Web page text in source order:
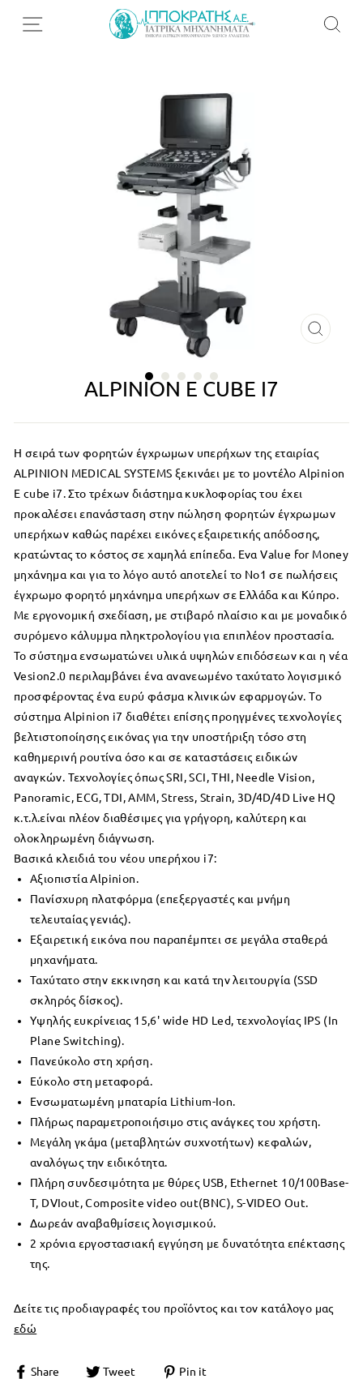
ALPINION E CUBE I7
H σειρά των φορητών έγχρωμων υπερήχων της εταιρίας
ALPINION MEDICAL SYSTEMS ξεκινάει με το μοντέλο Alpinion
E cube i7. Στο τρέχων διάστημα κυκλοφορίας του έχει
προκαλέσει επανάσταση στην πώληση φορητών έγχρωμων
υπερήχων καθώς παρέχει εικόνες εξαιρετικής απόδοσης,
κρατώντας το κόστος σε χαμηλά επίπεδα. Ενα Value for Money
μηχάνημα και για το λόγο αυτό αποτελεί το Νο1 σε πωλήσεις
έγχρωμο φορητό μηχάνημα υπερήχων σε Ελλάδα και Κύπρο.
Με εργονομική σχεδίαση, με στιβαρό πλαίσιο και με μοναδικό
συρόμενο κάλυμμα πληκτρολογίου για επιπλέον προστασία.
Το σύστημα ενσωματώνει υλικά υψηλών επιδόσεων και η νέα
Vesion2.0 περιλαμβάνει ένα ανανεωμένο ταχύτατο λογισμικό
προσφέροντας ένα ευρύ φάσμα κλινικών εφαρμογών. Το
σύστημα Alpinion i7 διαθέτει επίσης προηγμένες τεχνολογίες
βελτιστοποίησης εικόνας για την υποστήριξη τόσο στη
καθημερινή ρουτίνα όσο και σε καταστάσεις ειδικών
αναγκών. Τεχνολογίες όπως SRI, SCI, THI, Needle Vision,
Panoramic, ECG, TDI, AMM, Stress, Strain, 3D/4D/4D Live HQ
κ.τ.λ.είναι πλέον διαθέσιμες για γρήγορη, καλύτερη και
ολοκληρωμένη διάγνωση.
Βασικά κλειδιά του νέου υπερήχου i7:
Αξιοπιστία Alpinion.
Πανίσχυρη πλατφόρμα (επεξεργαστές και μνήμη
τελευταίας γενιάς).
Εξαιρετική εικόνα που παραπέμπτει σε μεγάλα σταθερά
μηχανήματα.
Ταχύτατο στην εκκινηση και κατά την λειτουργία (SSD
σκληρός δίσκος).
Υψηλής ευκρίνειας 15,6' wide HD Led, τεχνολογίας IPS (In
Plane Switching).
Πανεύκολο στη χρήση.
Εύκολο στη μεταφορά.
Ενσωματωμένη μπαταρία Lithium-Ion.
Πλήρως παραμετροποιήσιμο στις ανάγκες του χρήστη.
Μεγάλη γκάμα (μεταβλητών συχνοτήτων) κεφαλών,
αναλόγως την ειδικότητα.
Πλήρη συνδεσιμότητα με θύρες USB, Ethernet 10/100Base-
T, DVIout, Composite video out(BNC), S-VIDEO Out.
Δωρεάν αναβαθμίσεις λογισμικού.
2 χρόνια εργοστασιακή εγγύηση με δυνατότητα επέκτασης
της.
Δείτε τις προδιαγραφές του προϊόντος και τον κατάλογο μας
εδώ
Share Tweet Pin it